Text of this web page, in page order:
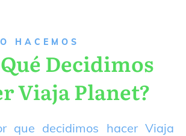
HACEMOS
Decidimos
Viaja Planet?
que decidimos hacer Viaja